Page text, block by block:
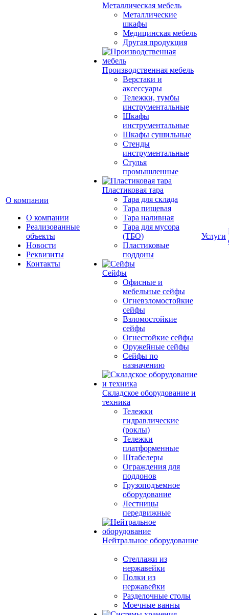
О компании
О компании
Реализованные
объекты
Новости
Реквизиты
Контакты
Металлическая мебель
Металлические
шкафы
Медицинская мебель
Другая продукция
Производственная мебель
Верстаки и
аксессуары
Тележки, тумбы
инструментальные
Шкафы
инструментальные
Шкафы сушильные
Стенды
инструментальные
Cтулья
промышленные
Пластиковая тара
Тара для склада
Тара пищевая
Тара наливная
Тара для мусора
(ТБО)
Пластиковые
поддоны
Сейфы
Офисные и
мебельные сейфы
Огневзломостойкие
сейфы
Взломостойкие
сейфы
Огнестойкие сейфы
Оружейные сейфы
Сейфы по
назначению
Складское оборудование и
техника
Тележки
гидравлические
(роклы)
Тележки
платформенные
Штабелеры
Ограждения для
поддонов
Грузоподъемное
оборудование
Лестницы
передвижные
Нейтральное оборудование
Стеллажи из
нержавейки
Полки из
нержавейки
Разделочные столы
Моечные ванны
Услуги